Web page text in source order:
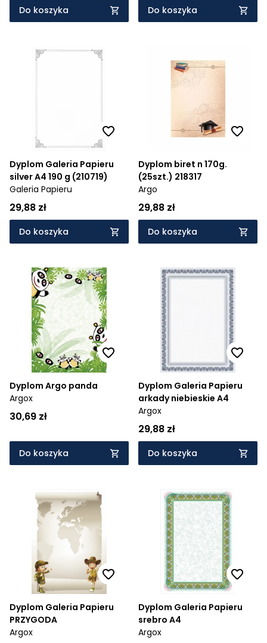
Do koszyka Do koszyka
Dyplom Galeria Papieru
silver A4 190 g (210719)
Galeria Papieru
29,88 zł
Do koszyka
Dyplom biret n 170g.
(25szt.) 218317
Argo
29,88 zł
Do koszyka
Dyplom Argo panda
Argox
30,69 zł
Do koszyka
Dyplom Galeria Papieru
arkady niebieskie A4
Argox
29,88 zł
Do koszyka
Dyplom Galeria Papieru
PRZYGODA
Argox
Dyplom Galeria Papieru
srebro A4
Argox